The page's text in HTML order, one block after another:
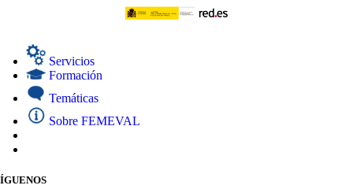
Servicios
Formación
Temáticas
Sobre FEMEVAL